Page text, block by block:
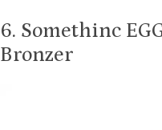
6. Somethinc
Bronzer